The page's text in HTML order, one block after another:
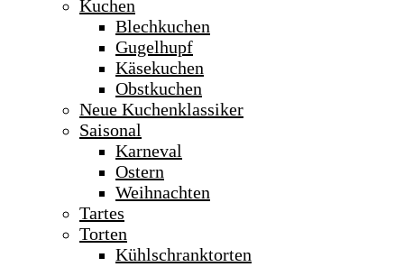
Kuchen
Blechkuchen
Gugelhupf
Käsekuchen
Obstkuchen
Neue Kuchenklassiker
Saisonal
Karneval
Ostern
Weihnachten
Tartes
Torten
Kühlschranktorten